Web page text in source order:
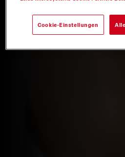
Cookie-Einstellungen